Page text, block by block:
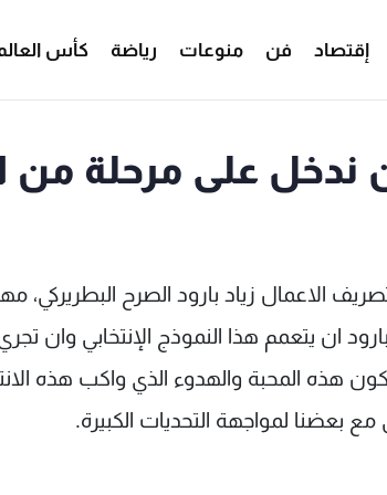
إقتصاد فن منوعات رياضة كأس
ندخل على مرحلة من
الاعمال زياد بارود الصرح البطريركي،
ان يتعمم هذا النموذج الإنتخابي وان
هذه المحبة والهدوء الذي واكب هذه
بعضنا لمواجهة التحديات الكبيرة.